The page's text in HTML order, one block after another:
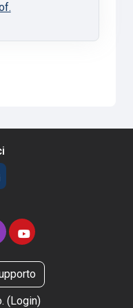
( Login)